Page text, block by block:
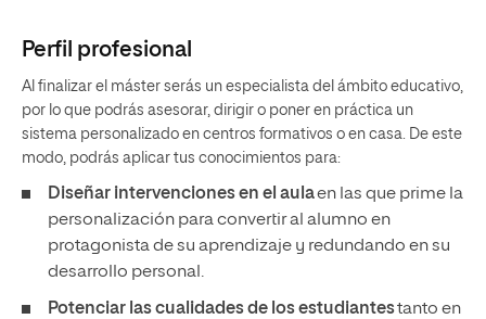
Perfil profesional
Al finalizar el máster serás un especialista del ámbito educativo,
por lo que podrás asesorar, dirigir o poner en práctica un
sistema personalizado en centros formativos o en casa. De este
modo, podrás aplicar tus conocimientos para:
Diseñar intervenciones en el aulaen las que prime la
personalización para convertir al alumno en
protagonista de su aprendizaje y redundando en su
desarrollo personal.
Potenciar las cualidades de los estudiantestanto en